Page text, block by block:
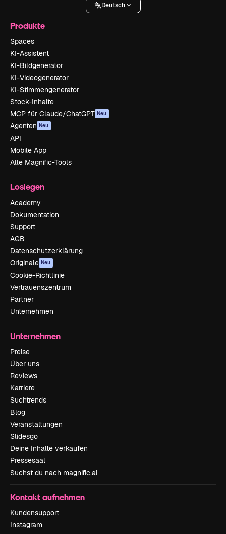
Deutsch
Produkte
Spaces
KI-Assistent
KI-Bildgenerator
KI-Videogenerator
KI-Stimmengenerator
Stock-Inhalte
MCP für Claude/ChatGPT Neu
Agenten Neu
API
Mobile App
Alle Magnific-Tools
Loslegen
Academy
Dokumentation
Support
AGB
Datenschutzerklärung
Originale Neu
Cookie-Richtlinie
Vertrauenszentrum
Partner
Unternehmen
Unternehmen
Preise
Über uns
Reviews
Karriere
Suchtrends
Blog
Veranstaltungen
Slidesgo
Deine Inhalte verkaufen
Pressesaal
Suchst du nach magnific.ai
Kontakt aufnehmen
Kundensupport
Instagram